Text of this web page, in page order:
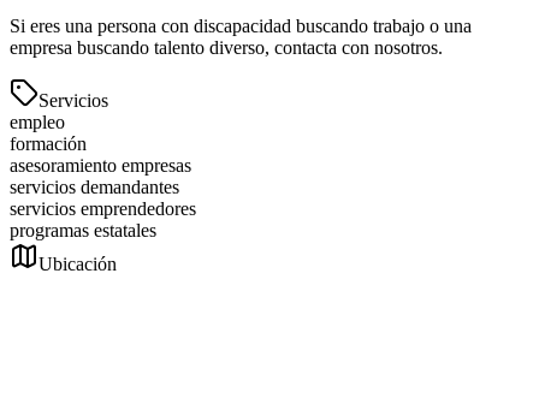
Si eres una persona con discapacidad buscando trabajo o una
empresa buscando talento diverso, contacta con nosotros.
Servicios
empleo
formación
asesoramiento empresas
servicios demandantes
servicios emprendedores
programas estatales
Ubicación